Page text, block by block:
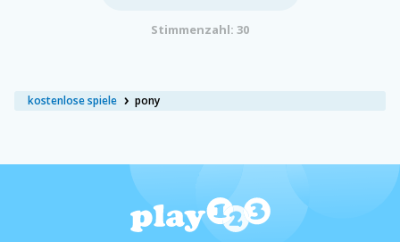
kostenlose spiele pony
Stimmenzahl: 30